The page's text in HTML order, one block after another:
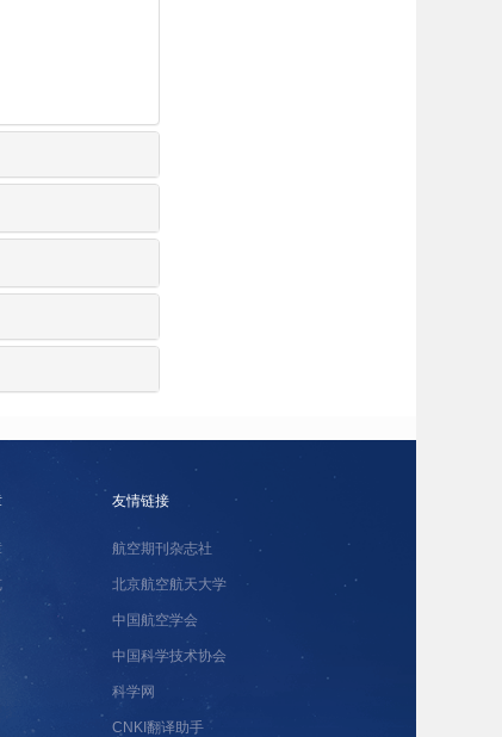
友情链接
航空期刊杂志社
北京航空航天大学
中国航空学会
中国科学技术协会
科学网
CNKI翻译助手